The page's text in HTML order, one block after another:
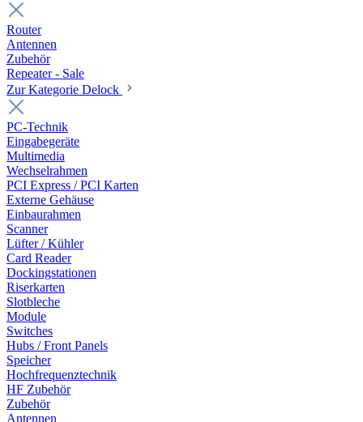
Router
Antennen
Zubehör
Repeater - Sale
Zur Kategorie Delock
PC-Technik
Eingabegeräte
Multimedia
Wechselrahmen
PCI Express / PCI Karten
Externe Gehäuse
Einbaurahmen
Scanner
Lüfter / Kühler
Card Reader
Dockingstationen
Riserkarten
Slotbleche
Module
Switches
Hubs / Front Panels
Speicher
Hochfrequenztechnik
HF Zubehör
Zubehör
Antennen